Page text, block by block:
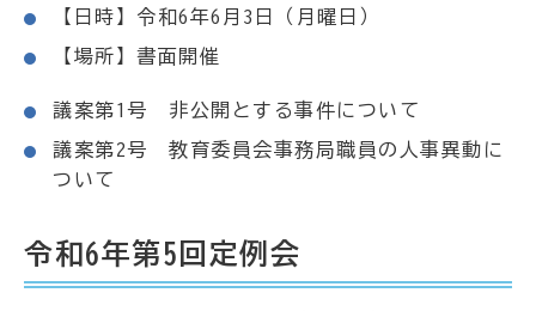
【日時】令和6年6月3日（月曜日）
【場所】書面開催
議案第1号 非公開とする事件について
議案第2号 教育委員会事務局職員の人事異動に
ついて
令和6年第5回定例会